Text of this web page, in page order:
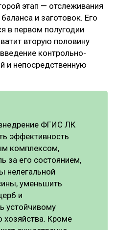
этап — отслеживания
и заготовок. Его
в первом полугодии
вторую половину
контрольно-
и непосредственную
ФГИС ЛК
эффективность
комплексом,
за его состоянием,
нелегальной
уменьшить
и
устойчивому
хозяйства. Кроме